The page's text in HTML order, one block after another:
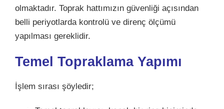
olmaktadır. Toprak hattımızın güvenliği açısından
belli periyotlarda kontrolü ve direnç ölçümü
yapılması gereklidir.
Temel Topraklama Yapımı
İşlem sırası şöyledir;